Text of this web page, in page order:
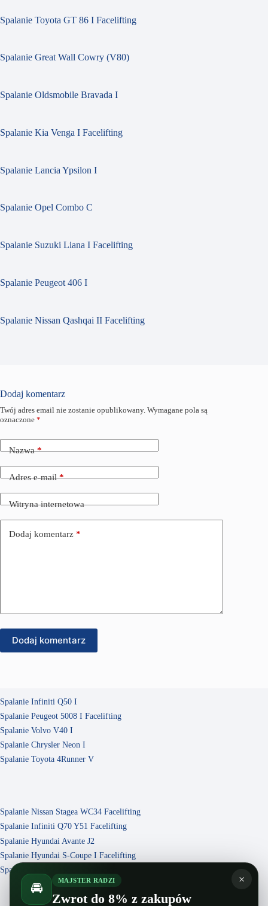
Spalanie Toyota GT 86 I Facelifting
Spalanie Great Wall Cowry (V80)
Spalanie Oldsmobile Bravada I
Spalanie Kia Venga I Facelifting
Spalanie Lancia Ypsilon I
Spalanie Opel Combo C
Spalanie Suzuki Liana I Facelifting
Spalanie Peugeot 406 I
Spalanie Nissan Qashqai II Facelifting
Dodaj komentarz
Twój adres email nie zostanie opublikowany. Wymagane pola są
oznaczone *
Nazwa*
Adres e-mail*
Witryna internetowa
Dodaj komentarz *
Dodaj komentarz
Spalanie Infiniti Q50 I
Spalanie Peugeot 5008 I Facelifting
Spalanie Volvo V40 I
Spalanie Chrysler Neon I
Spalanie Toyota 4Runner V
Spalanie Nissan Stagea WC34 Facelifting
Spalanie Infiniti Q70 Y51 Facelifting
Spalanie Hyundai Avante J2
Spalanie Hyundai S-Coupe I Facelifting
Spalanie Ford C-Max I Facelifting
×
🚘 MAJSTER RADZI
Zwrot do 8% z zakupów